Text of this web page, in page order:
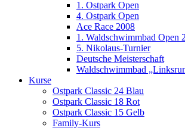
1. Ostpark Open
4. Ostpark Open
Ace Race 2008
1. Waldschwimmbad Open
5. Nikolaus-Turnier
Deutsche Meisterschaft
Waldschwimmbad
Kurse
Ostpark Classic 24 Blau
Ostpark Classic 18 Rot
Ostpark Classic 15 Gelb
Family-Kurs